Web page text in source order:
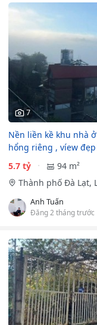
7
Nền liền kề khu nhà
hổng riêng , víew
5.7 tỷ
94 m²
Thành phố Đà Lạt,
Anh Tuấn
Đăng 2 tháng trước